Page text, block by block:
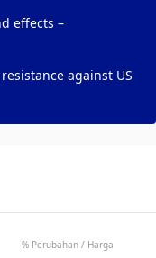
effects –
against US
% Perubahan / Harga